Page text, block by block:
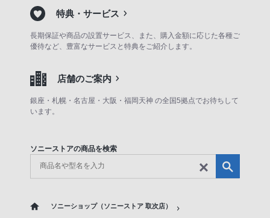
特典・サービス
長期保証や商品の設置サービス、また、購入金額に応じた各種ご
優待など、豊富なサービスと特典をご紹介します。
店舗のご案内
銀座・札幌・名古屋・大阪・福岡天神 の全国5拠点でお待ちして
います。
ソニーストアの商品を検索
ソニーショップ（ソニーストア 取次店）